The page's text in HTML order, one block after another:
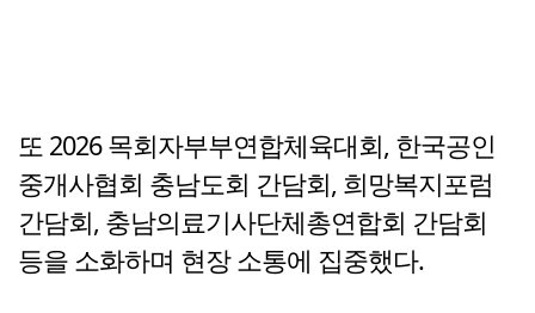
또 2026 목회자부부연합체육대회, 한국공인
중개사협회 충남도회 간담회, 희망복지포럼
간담회, 충남의료기사단체총연합회 간담회
등을 소화하며 현장 소통에 집중했다.